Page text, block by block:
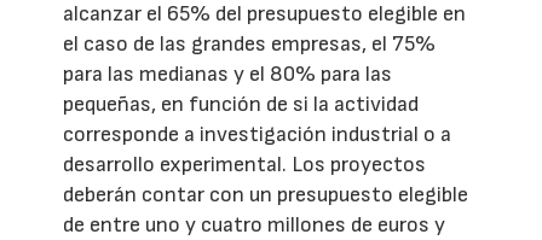
alcanzar el 65% del presupuesto elegible en
el caso de las grandes empresas, el 75%
para las medianas y el 80% para las
pequeñas, en función de si la actividad
corresponde a investigación industrial o a
desarrollo experimental. Los proyectos
deberán contar con un presupuesto elegible
de entre uno y cuatro millones de euros y